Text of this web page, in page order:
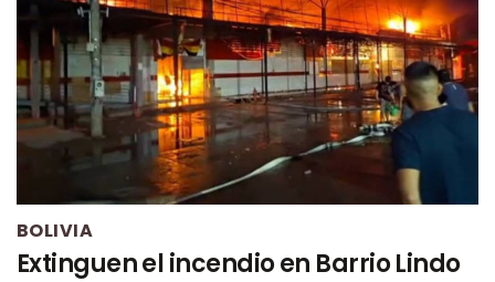
BOLIVIA
Extinguen el incendio en Barrio Lindo